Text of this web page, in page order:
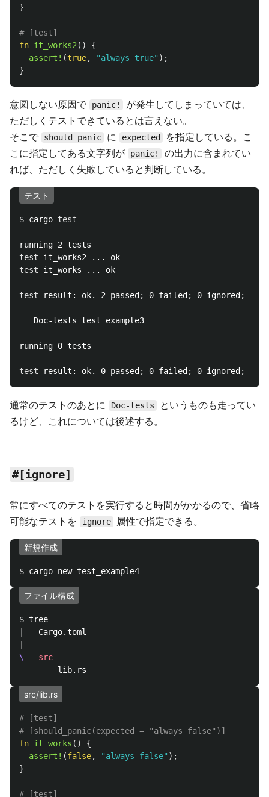
}
# [test]
fn it_works2 ()
{
assert! (true, "always true" );
}
意図しない原因で panic!
が発生してしまっていては、
ただしくテストできているとは言えない。
そこで
should_panic に expected
を指定している。こ
こに指定してある文字列が
panic!
の出力に含まれてい
れば、ただしく失敗していると判断している。
テスト
$ cargo test
test
test it_works ... ok
test result: ok. 2 passed ; 0 failed ; 0 ignored ;
   Doc-tests test_example3
running 0 tests
test result: ok. 0 passed ; 0 failed ; 0 ignored ;
通常のテストのあとに Doc-tests
というものも走ってい
るけど、これについては後述する。
#[ignore]
常にすべてのテストを実行すると時間がかかるので、省略
可能なテストを
ignore 属性で指定できる。
新規作成
$
ファイル構成
$ tree
|   Cargo.toml
\- --src
src/lib.rs
# [test]
# [should_panic(expected = "always false")]
fn it_works ()
{
assert! (false, "always false" );
}
# [test]